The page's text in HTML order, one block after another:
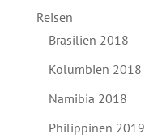
Reisen
Brasilien 2018
Kolumbien 2018
Namibia 2018
Philippinen 2019